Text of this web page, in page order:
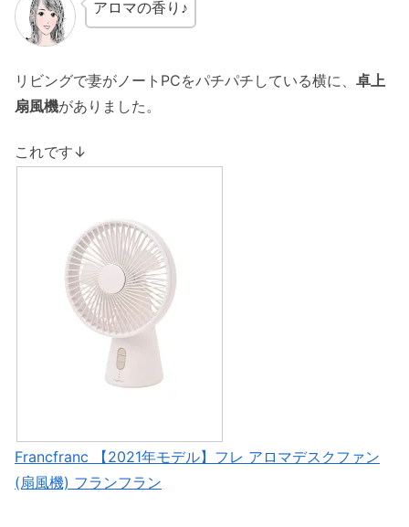
アロマの香り♪
リビングで妻がノートPCをパチパチしている横に、 卓上
扇風機がありました。
これです↓
Francfranc 【2021年モデル】フレ アロマデスクファン
(扇風機) フランフラン